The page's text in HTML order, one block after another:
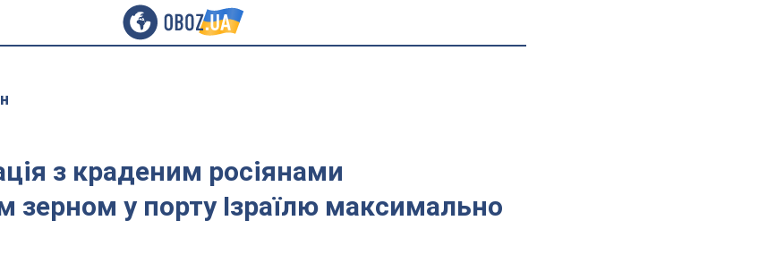
з краденим росіянами
зерном у порту Ізраїлю максимально